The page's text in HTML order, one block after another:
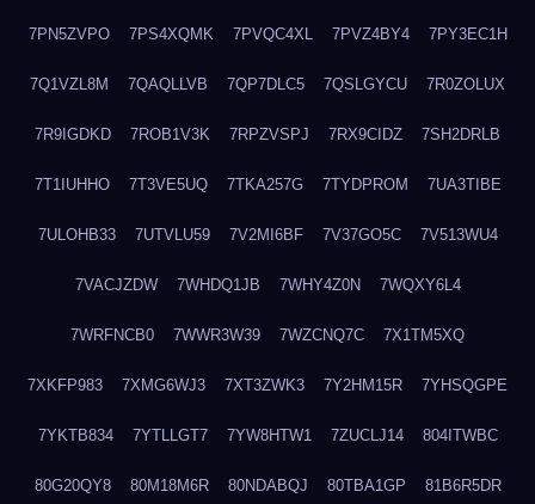
7PN5ZVPO 7PS4XQMK 7PVQC4XL 7PVZ4BY4 7PY3EC1H
7Q1VZL8M 7QAQLLVB 7QP7DLC5 7QSLGYCU 7R0ZOLUX
7R9IGDKD 7ROB1V3K 7RPZVSPJ 7RX9CIDZ 7SH2DRLB
7T1IUHHO 7T3VE5UQ 7TKA257G 7TYDPROM 7UA3TIBE
7ULOHB33 7UTVLU59 7V2MI6BF 7V37GO5C 7V513WU4
7VACJZDW 7WHDQ1JB 7WHY4Z0N 7WQXY6L4
7WRFNCB0 7WWR3W39 7WZCNQ7C 7X1TM5XQ
7XKFP983 7XMG6WJ3 7XT3ZWK3 7Y2HM15R 7YHSQGPE
7YKTB834 7YTLLGT7 7YW8HTW1 7ZUCLJ14 804ITWBC
80G20QY8 80M18M6R 80NDABQJ 80TBA1GP 81B6R5DR